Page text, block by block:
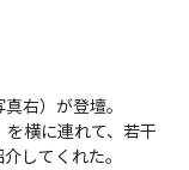
右）が登壇。
を横に連れて、若干
してくれた。